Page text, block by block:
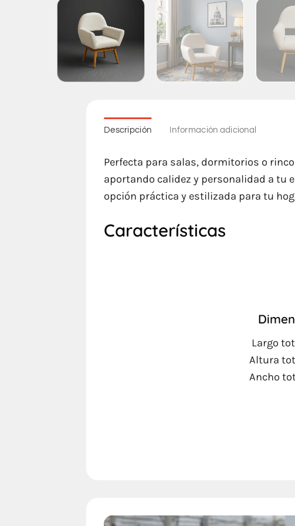
Descripción Información adicional
Perfecta para salas, dormitorios o
aportando calidez y personalidad a tu
opción práctica y estilizada para tu
Características
Largo
Altura
Ancho